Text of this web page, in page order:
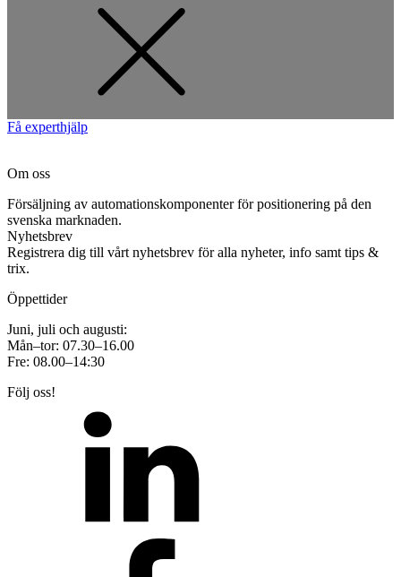
Få experthjälp
Om oss
Försäljning av automationskomponenter för positionering på den
svenska marknaden.
Nyhetsbrev
Registrera dig till vårt nyhetsbrev för alla nyheter, info samt tips &
trix.
Öppettider
Juni, juli och augusti:
Mån–tor: 07.30–16.00
Fre: 08.00–14:30
Följ oss!